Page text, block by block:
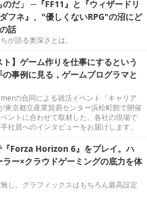
のだ」 ─『FF11』と『ウィザードリ
フネ』、"優しくないRPG"の沼にど
話
が語る奥深さとは。
ト】ゲーム作りを仕事にするという
事例に見る，ゲームプログラマと
の合同による就活イベント「キャリア
東京都立産業貿易センター浜松町館で開催
ントに合わせて取材した、各社の現場で
社員へのインタビューをお届けします。
Forza Horizon 6』をプレイ。ハ
ラー×クラウドゲーミングの底力を体
し。グラフィックスはもちろん最高設定